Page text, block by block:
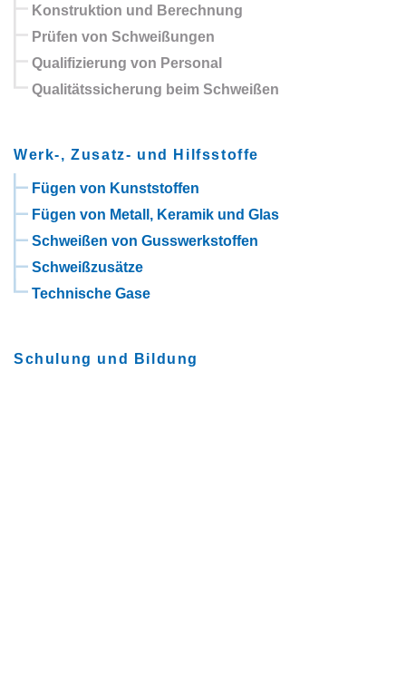
Konstruktion und Berechnung
Prüfen von Schweißungen
Qualifizierung von Personal
Qualitätssicherung beim Schweißen
Werk-, Zusatz- und Hilfsstoffe
Fügen von Kunststoffen
Fügen von Metall, Keramik und Glas
Schweißen von Gusswerkstoffen
Schweißzusätze
Technische Gase
Schulung und Bildung